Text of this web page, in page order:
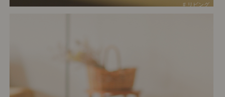
# リビング